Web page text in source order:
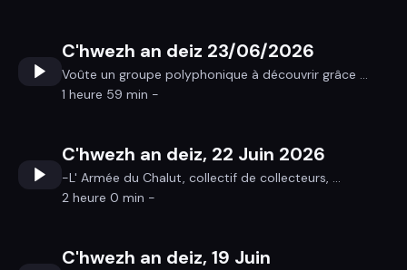
C'hwezh an deiz 23/06/2026
Voûte un groupe polyphonique à découvrir grâce ...
1 heure 59 min -
C'hwezh an deiz, 22 Juin 2026
-L' Armée du Chalut, collectif de collecteurs, ...
2 heure 0 min -
C'hwezh an deiz, 19 Juin